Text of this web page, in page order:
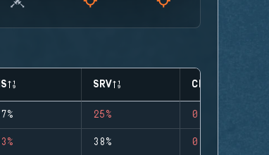
SRV CLUTCHES
25% 0
38% 0